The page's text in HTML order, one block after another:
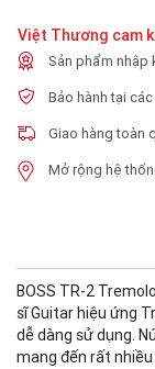
Việt Thương cam
Sản phẩm nhập
Bảo hành tại
Giao hàng toàn
Mở rộng hệ
BOSS TR-2
sĩ Guitar hiệu ứng
dễ dàng sử dụng.
mang đến rất